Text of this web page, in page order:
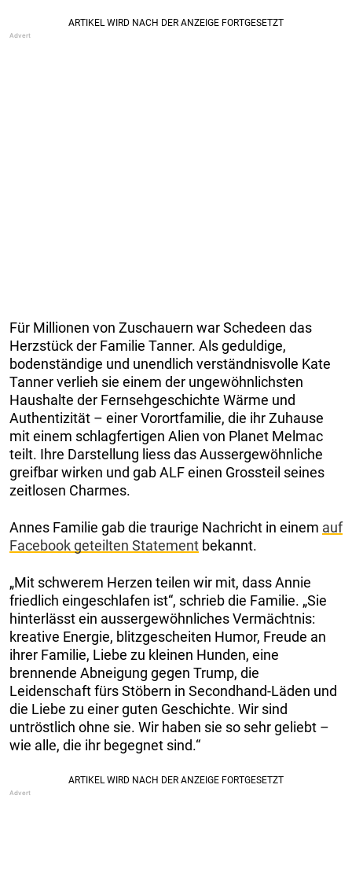
Für Millionen von Zuschauern war Schedeen das
Herzstück der Familie Tanner. Als geduldige,
bodenständige und unendlich verständnisvolle Kate
Tanner verlieh sie einem der ungewöhnlichsten
Haushalte der Fernsehgeschichte Wärme und
Authentizität – einer Vorortfamilie, die ihr Zuhause
mit einem schlagfertigen Alien von Planet Melmac
teilt. Ihre Darstellung liess das Aussergewöhnliche
greifbar wirken und gab ALF einen Grossteil seines
zeitlosen Charmes.
Annes Familie gab die traurige Nachricht in einem auf
Facebook geteilten Statement bekannt.
„Mit schwerem Herzen teilen wir mit, dass Annie
friedlich eingeschlafen ist“, schrieb die Familie. „Sie
hinterlässt ein aussergewöhnliches Vermächtnis:
kreative Energie, blitzgescheiten Humor, Freude an
ihrer Familie, Liebe zu kleinen Hunden, eine
brennende Abneigung gegen Trump, die
Leidenschaft fürs Stöbern in Secondhand-Läden und
die Liebe zu einer guten Geschichte. Wir sind
untröstlich ohne sie. Wir haben sie so sehr geliebt –
wie alle, die ihr begegnet sind.“